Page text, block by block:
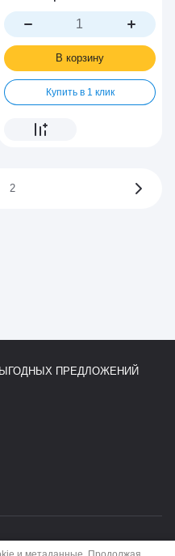
В корзину
Купить в 1 клик
2
ПРЕДЛОЖЕНИЙ
- 2026